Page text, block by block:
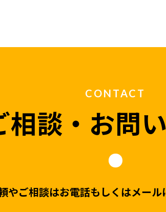
CONTACT
相談・お問
やご相談はお電話もしくはメール